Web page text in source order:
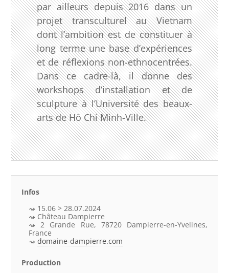
par ailleurs depuis 2016 dans un
projet transculturel au Vietnam
dont l’ambition est de constituer à
long terme une base d’expériences
et de réflexions non-ethnocentrées.
Dans ce cadre-là, il donne des
workshops d’installation et de
sculpture à l’Université des beaux-
arts de Hô Chi Minh-Ville.
Infos
15.06 > 28.07.2024
Château Dampierre
2 Grande Rue, 78720 Dampierre-en-Yvelines,
France
domaine-dampierre.com
Production